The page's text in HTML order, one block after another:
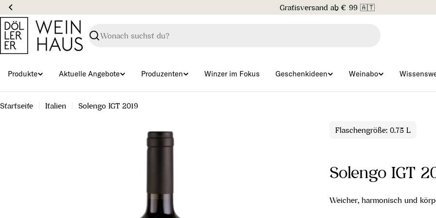
Zum
Inhalt
springen
Gratisversand ab € 99 🇦🇹
Suchen
Produkte Aktuelle Angebote Produzenten Winzer im Fokus Geschenkideen Weinabo
Startseite Italien Solengo IGT 2019
Flaschengröße: 0.75 L
Solengo IGT
Weicher, harmonisch und